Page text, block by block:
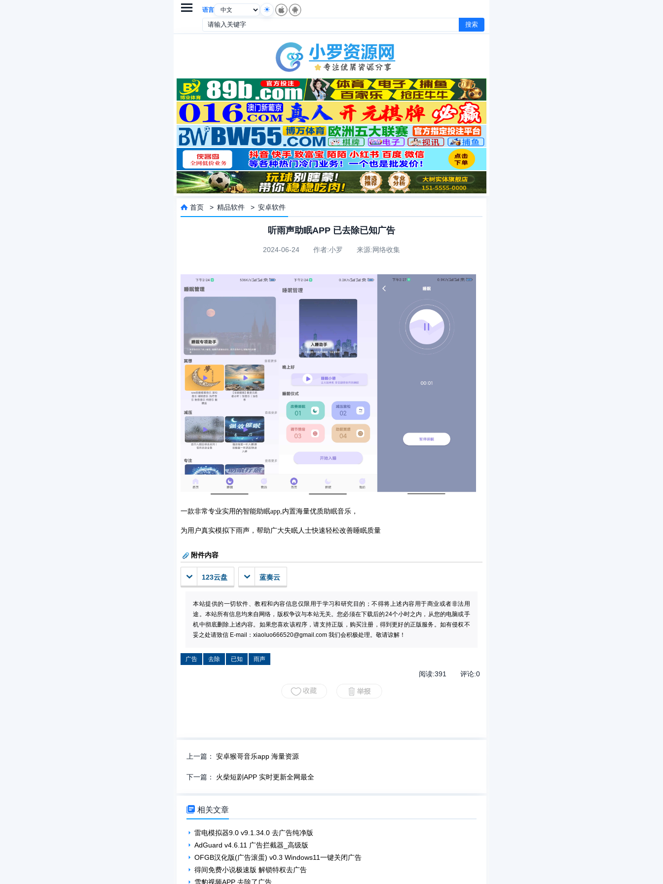
语言

 首页 >精品软件 >安卓软件
听雨声助眠APP 已去除已知广告
2024-06-24 作者:小罗 来源:网络收集
一款非常专业实用的智能助眠app,内置海量优质助眠音乐，
为用户真实模拟下雨声，帮助广大失眠人士快速轻松改善睡眠质量
附件内容
123云盘 蓝奏云
本站提供的一切软件、教程和内容信息仅限用于学习和研究目的；不得将上述内容用于商业或者非法用
途。本站所有信息均来自网络，版权争议与本站无关。您必须在下载后的24个小时之内，从您的电脑或手
机中彻底删除上述内容。如果您喜欢该程序，请支持正版，购买注册，得到更好的正版服务。如有侵权不
妥之处请致信 E-mail：xiaoluo666520@gmail.com 我们会积极处理。敬请谅解！
广告 去除 已知 雨声
阅读:391评论:0
上一篇：安卓猴哥音乐app 海量资源
下一篇： 火柴短剧APP 实时更新全网最全
 相关文章
雷电模拟器9.0 v9.1.34.0 去广告纯净版
AdGuard v4.6.11 广告拦截器_高级版
OFGB汉化版(广告滚蛋) v0.3 Windows11一键关闭广告
得间免费小说极速版 解锁特权去广告
雪豹视频APP 去除了广告